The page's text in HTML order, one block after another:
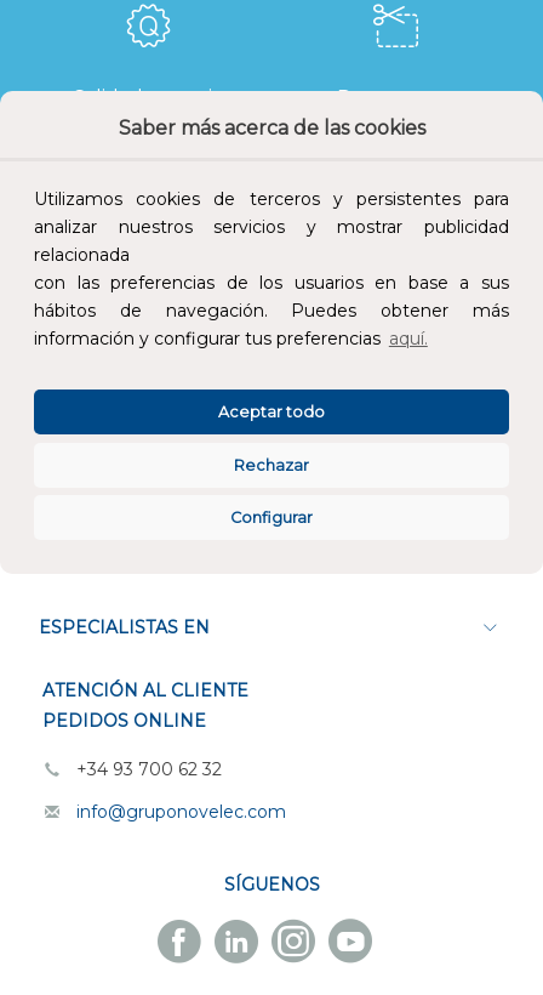
Saber más acerca de las cookies
Utilizamos cookies de terceros y persistentes para
analizar nuestros servicios y mostrar publicidad
relacionada
con las preferencias de los usuarios en base a sus
hábitos de navegación. Puedes obtener más
información y configurar tus preferencias aquí.
Configurar
Rechazar
Aceptar todo
Calidad y precio Descuentos
Devoluciones Pago seguro
ESPECIALISTAS EN
ATENCIÓN AL CLIENTE
PEDIDOS ONLINE
+34 93 700 62 32
info@gruponovelec.com
SÍGUENOS
Facebook
Novelec
Linkedin
Novelec
Instagram
Novelec
Youtube
Novelec